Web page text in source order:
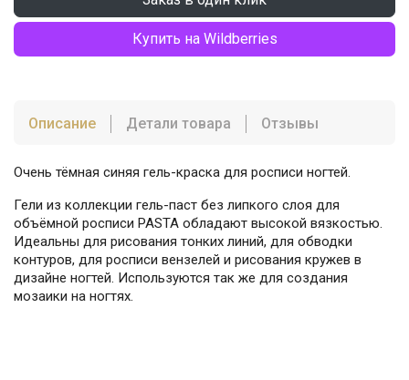
Купить на Wildberries
Описание Детали товара Отзывы
Очень тёмная синяя гель-краска для росписи ногтей.
Гели из коллекции гель-паст без липкого слоя для
объёмной росписи PASTA обладают высокой вязкостью.
Идеальны для рисования тонких линий, для обводки
контуров, для росписи вензелей и рисования кружев в
дизайне ногтей. Используются так же для создания
мозаики на ногтях.